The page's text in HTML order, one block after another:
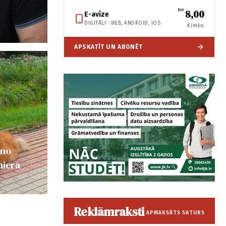
E-avīze
DIGITĀLI · WEB, ANDROID, IOS
no 8,00
€/mēn.
APSKATĪT UN ABONĒT
Reklāmraksti APMAKSĀTS SATURS